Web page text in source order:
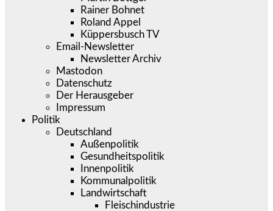
Rainer Bohnet
Roland Appel
Küppersbusch TV
Email-Newsletter
Newsletter Archiv
Mastodon
Datenschutz
Der Herausgeber
Impressum
Politik
Deutschland
Außenpolitik
Gesundheitspolitik
Innenpolitik
Kommunalpolitik
Landwirtschaft
Fleischindustrie